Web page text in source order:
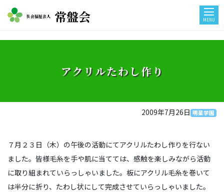
社会福祉法人 常盤会 MENU
アクリルたわし作り
2009年7月26日 明星学園
７月２３日（木）の午後の活動にてアクリルたわし作りを行ない
ました。皆様毛糸を手や肌に当てては、感触を楽しみながら活動
に取り組まれていらっしゃいました。板にアクリル毛糸を巻いて
は半分に折り、たわし状にして完成させていらっしゃいました。